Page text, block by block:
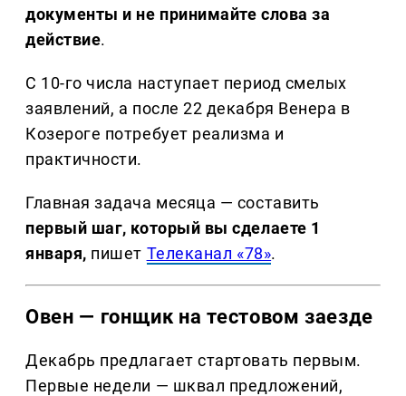
документы и не принимайте слова за
действие.
С 10-го числа наступает период смелых
заявлений, а после 22 декабря Венера в
Козероге потребует реализма и
практичности.
Главная задача месяца — составить
первый шаг, который вы сделаете 1
января, пишет Телеканал «78».
Овен — гонщик на тестовом заезде
Декабрь предлагает стартовать первым.
Первые недели — шквал предложений,